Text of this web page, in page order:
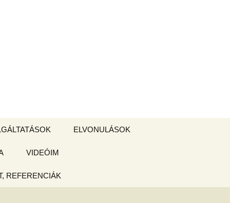
BOLT
ELVONULÁSOK
VIDEÓIM
REFERENCIÁK